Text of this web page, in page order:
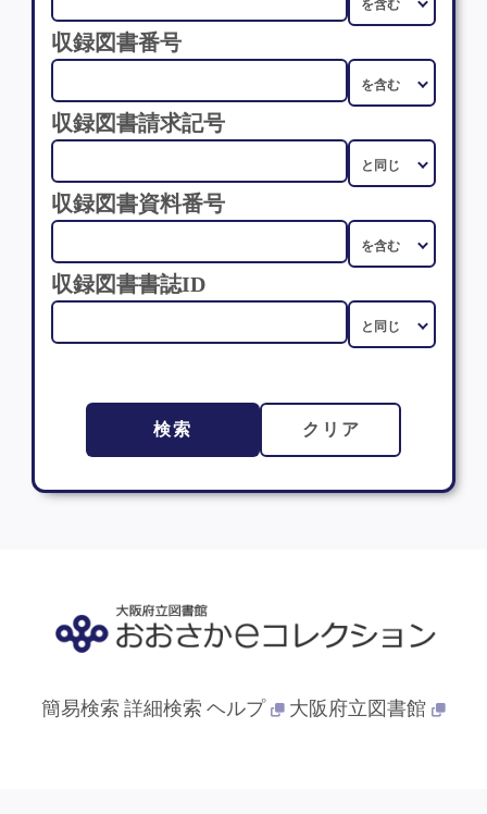
収録図書番号
収録図書請求記号
収録図書資料番号
収録図書書誌ID
検索 クリア
簡易検索 詳細検索 ヘルプ 大阪府立図書館